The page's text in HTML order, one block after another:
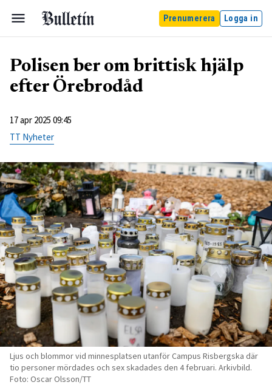
Prenumerera Logga in
Polisen ber om brittisk hjälp
efter Örebrodåd
17 apr 2025 09:45
TT Nyheter
Ljus och blommor vid minnesplatsen utanför Campus Risbergska där
tio personer mördades och sex skadades den 4 februari. Arkivbild.
Foto: Oscar Olsson/TT